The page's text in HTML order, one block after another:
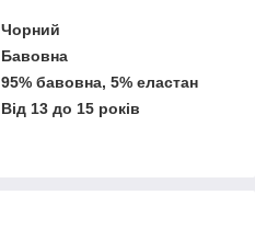
Чорний
Бавовна
95% бавовна, 5% еластан
Від 13 до 15 років